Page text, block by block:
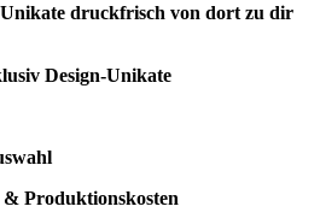
druckfrisch von dort zu dir
Design-Unikate
Produktionskosten